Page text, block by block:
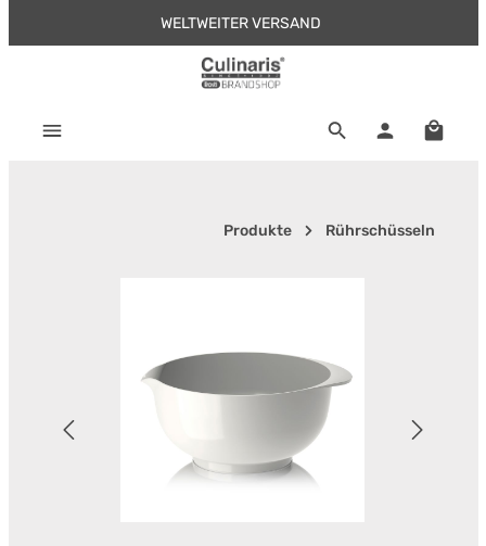
Zum Hauptinhalt springenWELTWEITER VERSAND
Produkte Rührschüsseln